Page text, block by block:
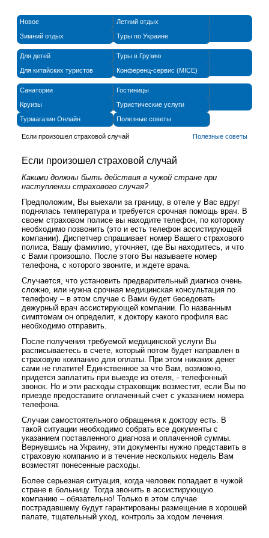
Новое
Летний отдых
Зимний отдых
Туры по Украине
Для детей
Туры в Грузию
Для китайских туристов
Конференц-сервис (MICE)
Санатории
Гостиницы
Круизы
Туристические услуги
Турмагазин Онлайн
Полезные советы
Если произошел страховой случай Полезные советы
Если произошел страховой случай
Какими должны быть действия в чужой стране при
наступлении страхового случая?
Предположим, Вы выехали за границу, в отеле у Вас вдруг
поднялась температура и требуется срочная помощь врач. В
своем страховом полисе вы находите телефон, по которому
необходимо позвонить (это и есть телефон ассистирующей
компании). Диспетчер спрашивает номер Вашего страхового
полиса, Вашу фамилию, уточняет, где Вы находитесь, и что
с Вами произошло. После этого Вы называете номер
телефона, с которого звоните, и ждете врача.
Случается, что установить предварительный диагноз очень
сложно, или нужна срочная медицинская консультация по
телефону – в этом случае с Вами будет беседовать
дежурный врач ассистирующей компании. По названным
симптомам он определит, к доктору какого профиля вас
необходимо отправить.
После получения требуемой медицинской услуги Вы
расписываетесь в счете, который потом будет направлен в
страховую компанию для оплаты. При этом никаких денег
сами не платите! Единственное за что Вам, возможно,
придется заплатить при выезде из отеля, - телефонный
звонок. Но и эти расходы страховщик возместит, если Вы по
приезде предоставите оплаченный счет с указанием номера
телефона.
Случаи самостоятельного обращения к доктору есть. В
такой ситуации необходимо собрать все документы с
указанием поставленного диагноза и оплаченной суммы.
Вернувшись на Украину, эти документы нужно представить в
страховую компанию и в течение нескольких недель Вам
возместят понесенные расходы.
Более серьезная ситуация, когда человек попадает в чужой
стране в больницу. Тогда звонить в ассистирующую
компанию – обязательно! Только в этом случае
пострадавшему будут гарантированы размещение в хорошей
палате, тщательный уход, контроль за ходом лечения.